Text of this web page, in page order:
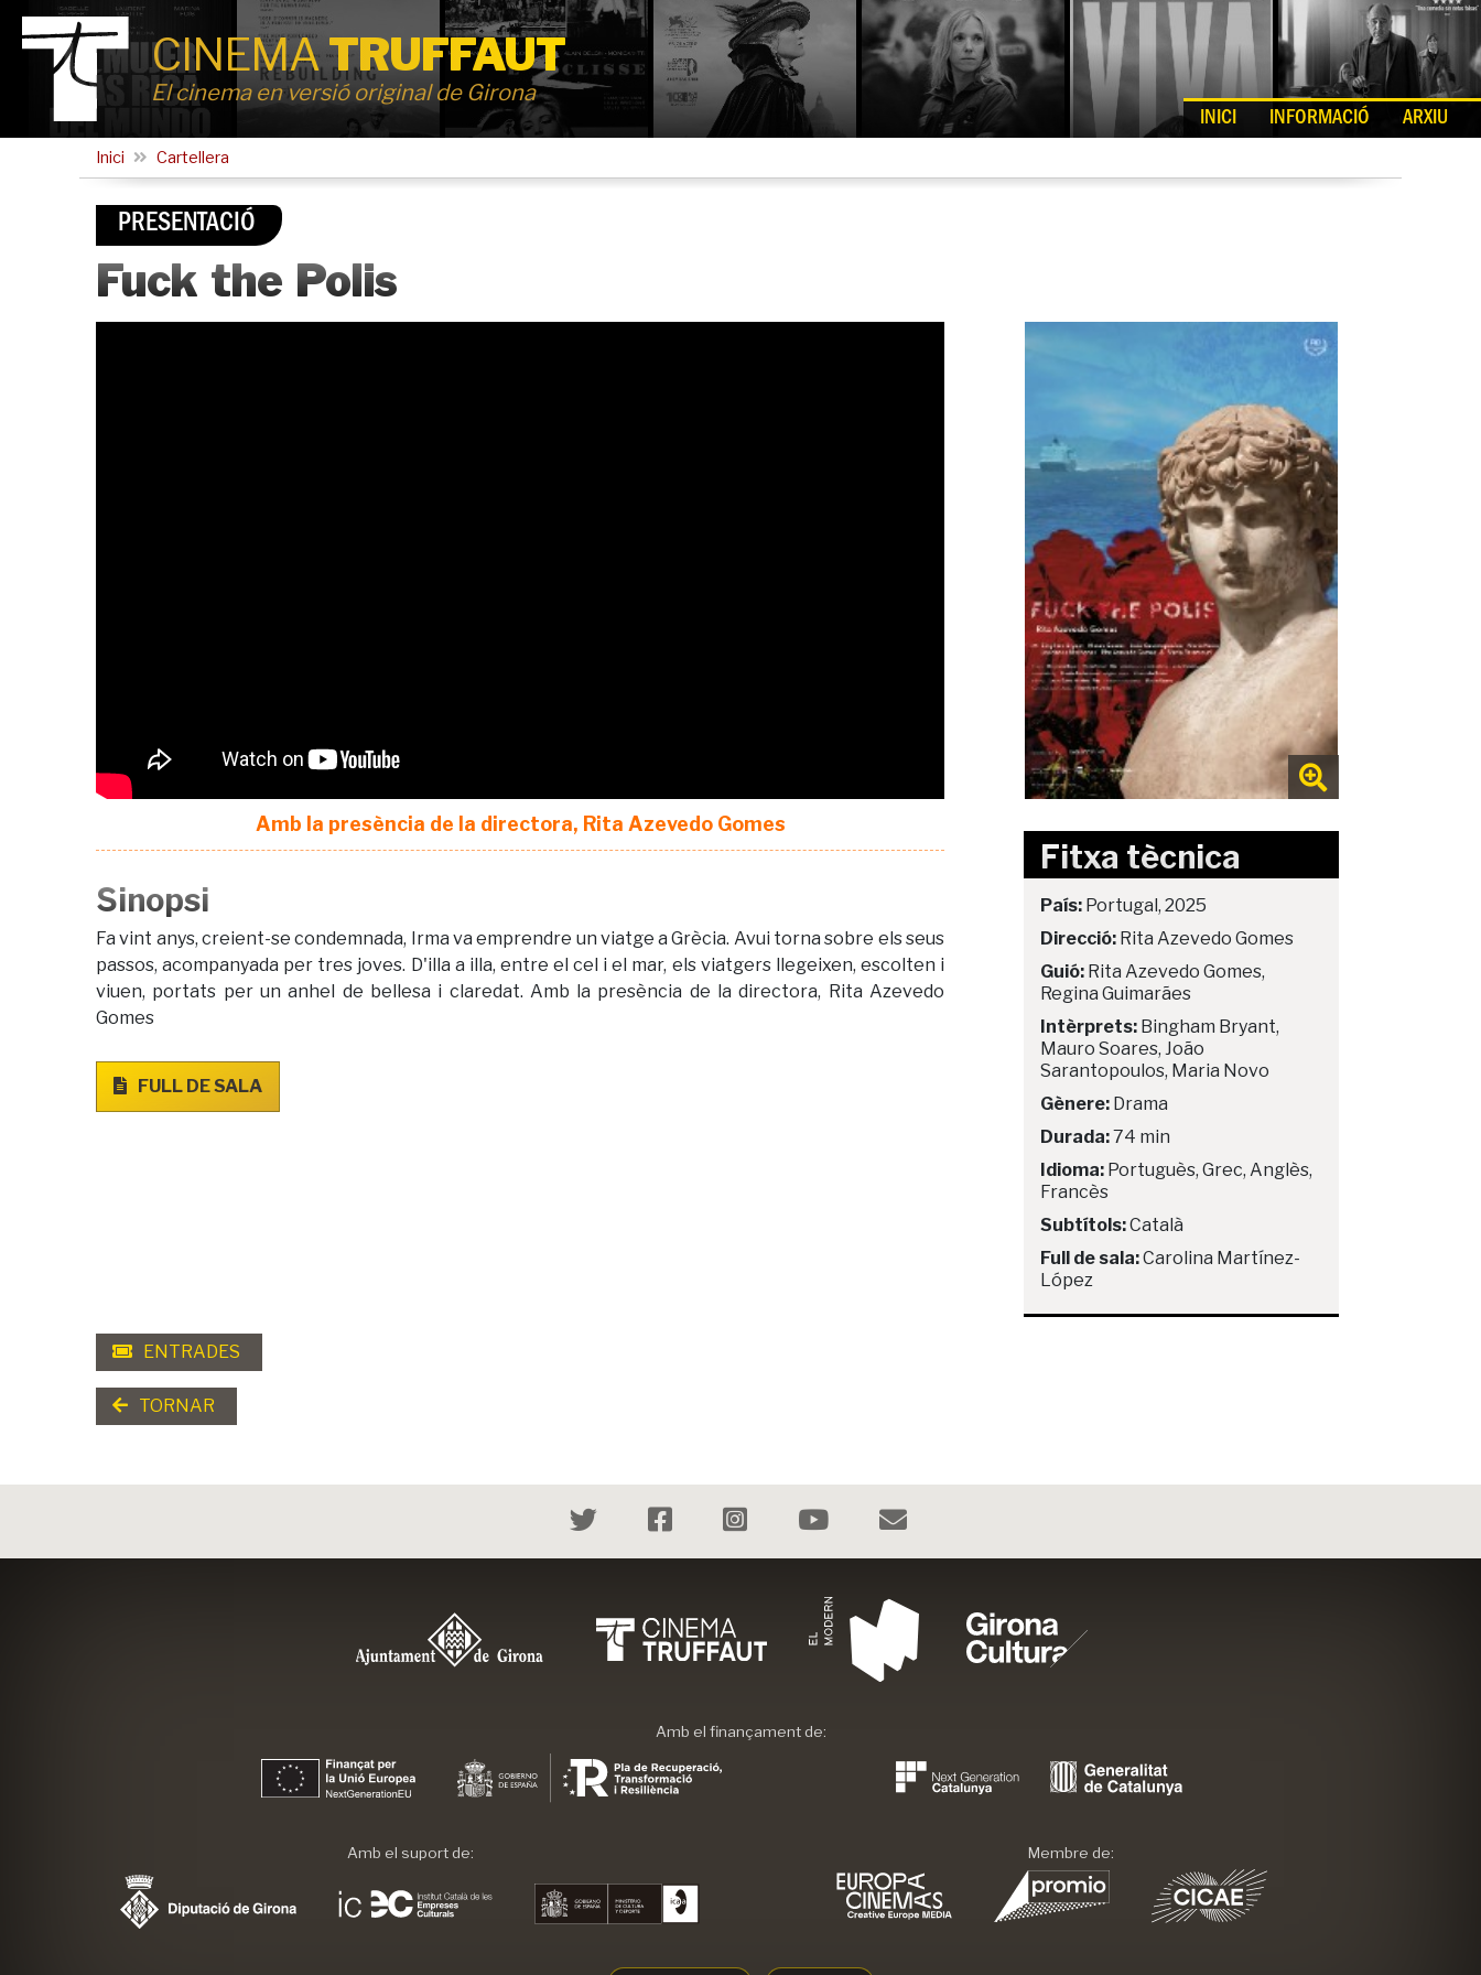
CINEMATRUFFAUT
El cinema en versió original de Girona
INICI INFORMACIÓ ARXIU
Inici Cartellera
PRESENTACIÓ
Fuck the Polis
Amb la presència de la directora, Rita Azevedo Gomes
Sinopsi
Fa vint anys, creient-se condemnada, Irma va emprendre un viatge a Grècia. Avui torna sobre els seus
passos, acompanyada per tres joves. D'illa a illa, entre el cel i el mar, els viatgers llegeixen, escolten i
viuen, portats per un anhel de bellesa i claredat. Amb la presència de la directora, Rita Azevedo
Gomes
FULL DE SALA
Fitxa tècnica
País: Portugal, 2025
Direcció: Rita Azevedo Gomes
Guió: Rita Azevedo Gomes,
Regina Guimarães
Intèrprets: Bingham Bryant,
Mauro Soares, João
Sarantopoulos, Maria Novo
Gènere: Drama
Durada:74 min
Idioma: Portuguès, Grec, Anglès,
Francès
Subtítols:Català
Full de sala:Carolina Martínez-
López
ENTRADES
TORNAR
Amb el finançament de:
Amb el suport de: Membre de: